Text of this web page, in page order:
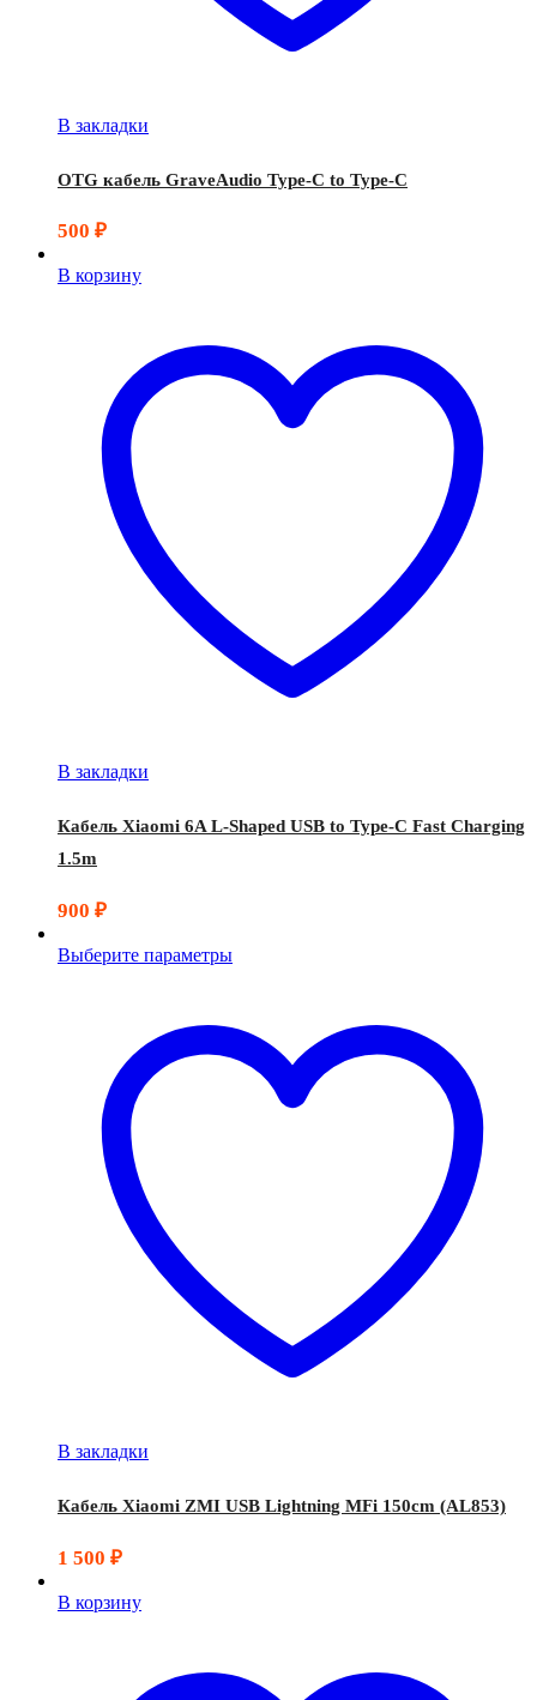
В закладки
OTG кабель GraveAudio Type-C to Type-C
500 ₽
В корзину
В закладки
Кабель Xiaomi 6A L-Shaped USB to Type-C Fast Charging
1.5m
900 ₽
Выберите параметры
В закладки
Кабель Xiaomi ZMI USB Lightning MFi 150cm (AL853)
1 500 ₽
В корзину